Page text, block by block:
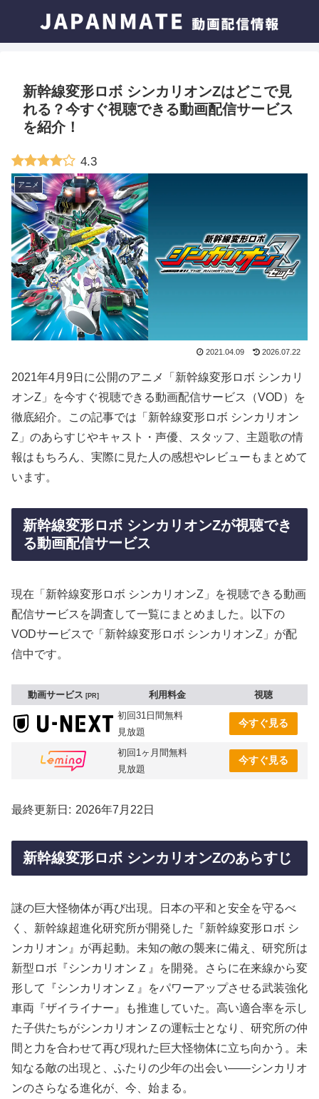
新幹線変形ロボ シンカリオンZはどこで見
れる？今すぐ視聴できる動画配信サービス
を紹介！
4.3
アニメ
2021.04.09 2026.07.22
2021年4月9日に公開のアニメ「新幹線変形ロボ シンカリ
オンZ」を今すぐ視聴できる動画配信サービス（VOD）を
徹底紹介。この記事では「新幹線変形ロボ シンカリオン
Z」のあらすじやキャスト・声優、スタッフ、主題歌の情
報はもちろん、実際に見た人の感想やレビューもまとめて
います。
新幹線変形ロボ シンカリオンZが視聴でき
る動画配信サービス
現在「新幹線変形ロボ シンカリオンZ」を視聴できる動画
配信サービスを調査して一覧にまとめました。以下の
VODサービスで「新幹線変形ロボ シンカリオンZ」が配
信中です。
動画サービス PR 利用料金
視聴
初回31日間無料
見放題
今すぐ見る
初回1ヶ月間無料
見放題
今すぐ見る
最終更新日 2026年7月22日
新幹線変形ロボ シンカリオンZのあらすじ
謎の巨大怪物体が再び出現。日本の平和と安全を守るべ
く、新幹線超進化研究所が開発した『新幹線変形ロボ シ
ンカリオン』が再起動。未知の敵の襲来に備え、研究所は
新型ロボ『シンカリオンＺ』を開発。さらに在来線から変
形して『シンカリオンＺ』をパワーアップさせる武装強化
車両『ザイライナー』も推進していた。高い適合率を示し
た子供たちがシンカリオンＺの運転士となり、研究所の仲
間と力を合わせて再び現れた巨大怪物体に立ち向かう。未
知なる敵の出現と、ふたりの少年の出会い――シンカリオ
ンのさらなる進化が、今、始まる。